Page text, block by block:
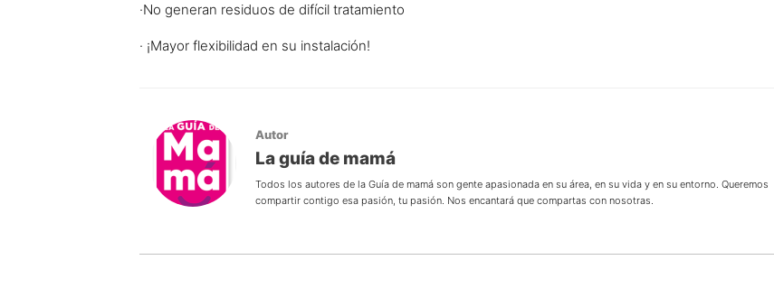
·No generan residuos de difícil tratamiento
· ¡Mayor flexibilidad en su instalación!
Autor
La guía de mamá
Todos los autores de la Guía de mamá son gente apasionada en su área, en su vida y en su entorno. Queremos
compartir contigo esa pasión, tu pasión. Nos encantará que compartas con nosotras.